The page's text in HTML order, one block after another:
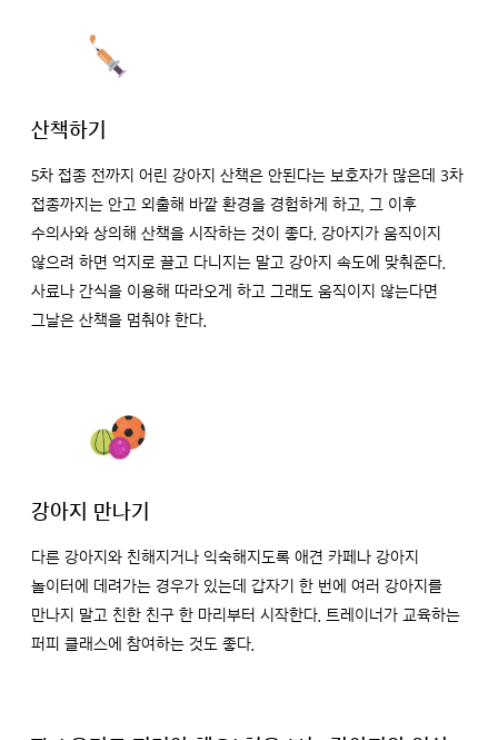
산책하기
5차 접종 전까지 어린 강아지 산책은 안된다는 보호자가 많은데 3차
접종까지는 안고 외출해 바깥 환경을 경험하게 하고, 그 이후
수의사와 상의해 산책을 시작하는 것이 좋다. 강아지가 움직이지
않으려 하면 억지로 끌고 다니지는 말고 강아지 속도에 맞춰준다.
사료나 간식을 이용해 따라오게 하고 그래도 움직이지 않는다면
그날은 산책을 멈춰야 한다.
강아지 만나기
다른 강아지와 친해지거나 익숙해지도록 애견 카페나 강아지
놀이터에 데려가는 경우가 있는데 갑자기 한 번에 여러 강아지를
만나지 말고 친한 친구 한 마리부터 시작한다. 트레이너가 교육하는
퍼피 클래스에 참여하는 것도 좋다.